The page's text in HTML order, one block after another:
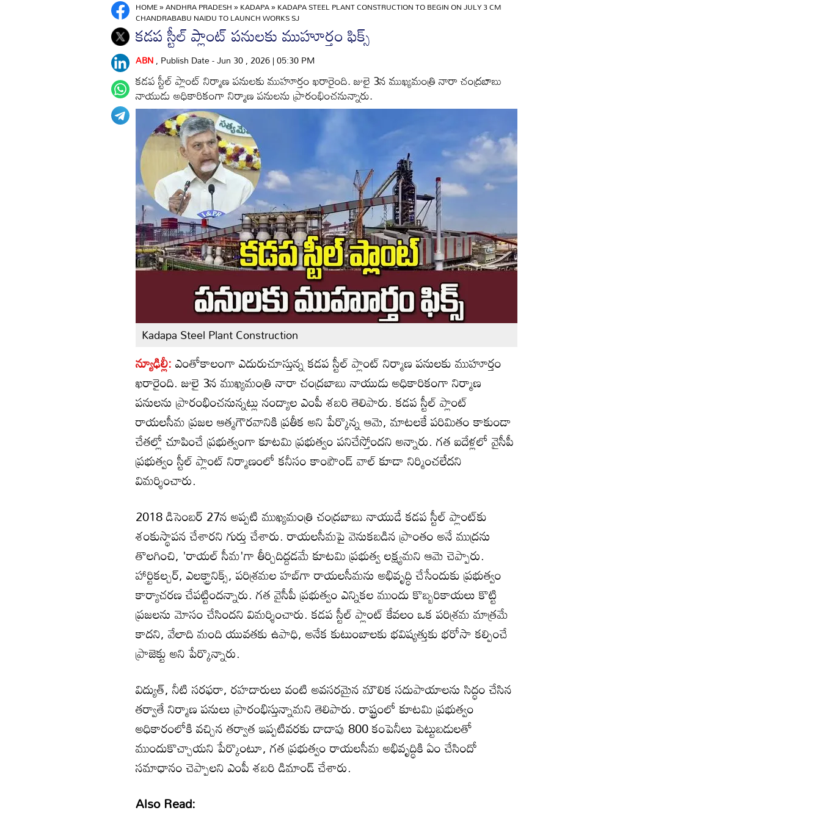
HOME»ANDHRA PRADESH»KADAPA»KADAPA STEEL PLANT CONSTRUCTION TO BEGIN ON JULY 3 CM
CHANDRABABU NAIDU TO LAUNCH WORKS SJ
కడప స్టీల్ ప్లాంట్ పనులకు ముహూర్తం ఫిక్స్
ABN, Publish Date - Jun 30 , 2026 | 05:30 PM
కడప స్టీల్ ప్లాంట్ నిర్మాణ పనులకు ముహూర్తం ఖరారైంది. జులై 3న ముఖ్యమంత్రి నారా చంద్రబాబు
నాయుడు అధికారికంగా నిర్మాణ పనులను ప్రారంభించనున్నారు.
Kadapa Steel Plant Construction
న్యూఢిల్లీ:ఎంతోకాలంగా ఎదురుచూస్తున్న కడప స్టీల్ ప్లాంట్ నిర్మాణ పనులకు ముహూర్తం
ఖరారైంది. జులై 3న ముఖ్యమంత్రి నారా చంద్రబాబు నాయుడు అధికారికంగా నిర్మాణ
పనులను ప్రారంభించనున్నట్లు నంద్యాల ఎంపీ శబరి తెలిపారు. కడప స్టీల్ ప్లాంట్
రాయలసీమ ప్రజల ఆత్మగౌరవానికి ప్రతీక అని పేర్కొన్న ఆమె, మాటలకే పరిమితం కాకుండా
చేతల్లో చూపించే ప్రభుత్వంగా కూటమి ప్రభుత్వం పనిచేస్తోందని అన్నారు. గత ఐదేళ్లలో వైసీపీ
ప్రభుత్వం స్టీల్ ప్లాంట్ నిర్మాణంలో కనీసం కాంపౌండ్ వాల్ కూడా నిర్మించలేదని
విమర్శించారు.
2018 డిసెంబర్ 27న అప్పటి ముఖ్యమంత్రి చంద్రబాబు నాయుడే కడప స్టీల్ ప్లాంట్‌కు
శంకుస్థాపన చేశారని గుర్తు చేశారు. రాయలసీమపై వెనుకబడిన ప్రాంతం అనే ముద్రను
తొలగించి, 'రాయల్ సీమ'గా తీర్చిదిద్దడమే కూటమి ప్రభుత్వ లక్ష్యమని ఆమె చెప్పారు.
హార్టికల్చర్, ఎలక్ట్రానిక్స్, పరిశ్రమల హబ్‌గా రాయలసీమను అభివృద్ధి చేసేందుకు ప్రభుత్వం
కార్యాచరణ చేపట్టిందన్నారు. గత వైసీపీ ప్రభుత్వం ఎన్నికల ముందు కొబ్బరికాయలు కొట్టి
ప్రజలను మోసం చేసిందని విమర్శించారు. కడప స్టీల్ ప్లాంట్ కేవలం ఒక పరిశ్రమ మాత్రమే
కాదని, వేలాది మంది యువతకు ఉపాధి, అనేక కుటుంబాలకు భవిష్యత్తుకు భరోసా కల్పించే
ప్రాజెక్టు అని పేర్కొన్నారు.
విద్యుత్, నీటి సరఫరా, రహదారులు వంటి అవసరమైన మౌలిక సదుపాయాలను సిద్ధం చేసిన
తర్వాతే నిర్మాణ పనులు ప్రారంభిస్తున్నామని తెలిపారు. రాష్ట్రంలో కూటమి ప్రభుత్వం
అధికారంలోకి వచ్చిన తర్వాత ఇప్పటివరకు దాదాపు 800 కంపెనీలు పెట్టుబడులతో
ముందుకొచ్చాయని పేర్కొంటూ, గత ప్రభుత్వం రాయలసీమ అభివృద్ధికి ఏం చేసిందో
సమాధానం చెప్పాలని ఎంపీ శబరి డిమాండ్ చేశారు.
Also Read: